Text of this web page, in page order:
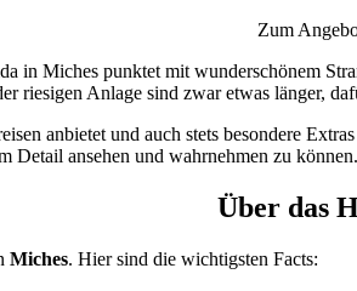
Zum
in Miches punktet mit wunderschönem
riesigen Anlage sind zwar etwas länger,
anbietet und auch stets besondere
Detail ansehen und wahrnehmen zu können.
Über das
Miches. Hier sind die wichtigsten Facts: